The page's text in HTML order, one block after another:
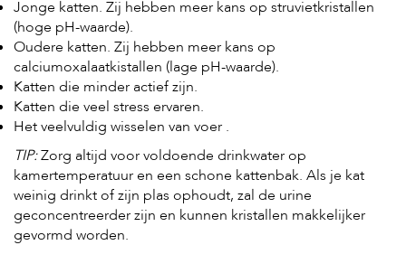
Jonge katten. Zij hebben meer kans op struvietkristallen
(hoge pH-waarde).
Oudere katten. Zij hebben meer kans op
calciumoxalaatkistallen (lage pH-waarde).
Katten die minder actief zijn.
Katten die veel stress ervaren.
Het veelvuldig wisselen van voer .
TIP:Zorg altijd voor voldoende drinkwater op
kamertemperatuur en een schone kattenbak. Als je kat
weinig drinkt of zijn plas ophoudt, zal de urine
geconcentreerder zijn en kunnen kristallen makkelijker
gevormd worden.